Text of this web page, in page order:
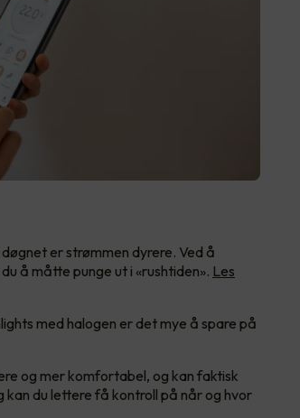
er strømmen dyrere. Ved å
å måtte punge ut i «rushtiden». Les
med halogen er det mye å spare på
og mer komfortabel, og kan faktisk
du lettere få kontroll på når og hvor